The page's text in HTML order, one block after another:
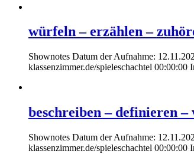
würfeln – erzählen –
Shownotes Datum der Aufnahme:
klassenzimmer.de/spieleschachtel
beschreiben – definieren –
Shownotes Datum der Aufnahme:
klassenzimmer.de/spieleschachtel